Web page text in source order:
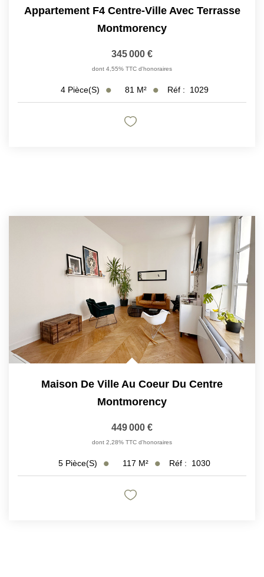
Appartement F4 Centre-Ville Avec Terrasse
Montmorency
345 000 €
dont 4,55% TTC d'honoraires
4 Pièce(s) 81 M² Réf : 1029
Maison De Ville Au Coeur Du Centre
Montmorency
449 000 €
dont 2,28% TTC d'honoraires
5 Pièce(s) 117 M² Réf : 1030